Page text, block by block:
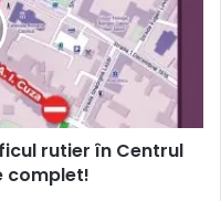
rutier în Centrul
complet!